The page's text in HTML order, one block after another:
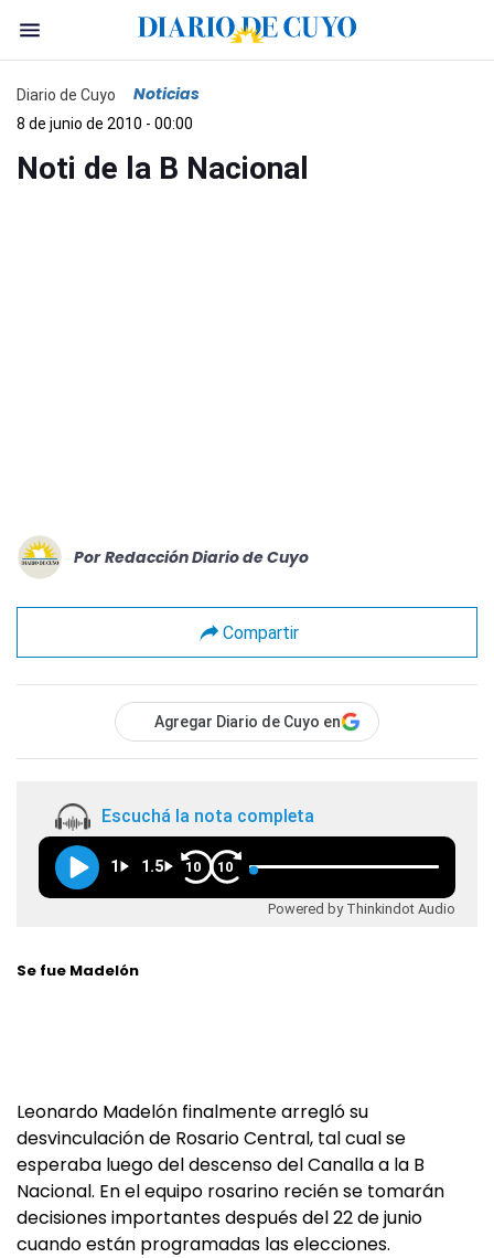
Diario de Cuyo Noticias
8 de junio de 2010 - 00:00
Noti de la B Nacional
Por Redacción Diario de Cuyo
Compartir
Agregar Diario de Cuyo en
Escuchá la nota completa
1 1.5 10 10
Powered by Thinkindot Audio
Se fue Madelón
Leonardo Madelón finalmente arregló su
desvinculación de Rosario Central, tal cual se
esperaba luego del descenso del Canalla a la B
Nacional. En el equipo rosarino recién se tomarán
decisiones importantes después del 22 de junio
cuando están programadas las elecciones.